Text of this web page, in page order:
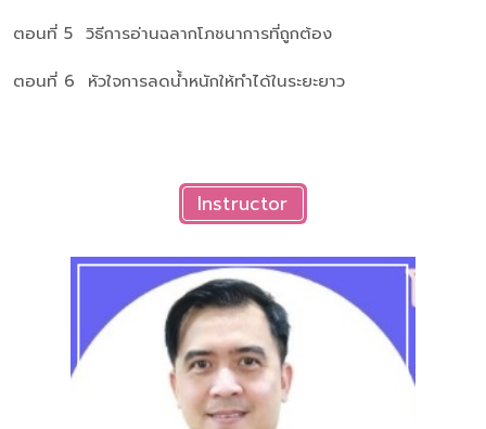
ตอนที่ 5 วิธีการอ่านฉลากโภชนาการที่ถูกต้อง
ตอนที่ 6 หัวใจการลดน้ำหนักให้ทำได้ในระยะยาว
Instructor